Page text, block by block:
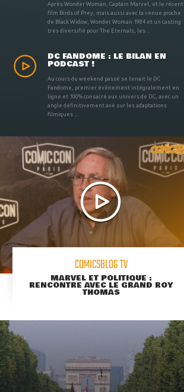
Après Wonder Woman, Captain Marvel, et le récent
film Birds of Prey, mais aussi avec la venue proche
de Black Widow, Wonder Woman 1984 et un casting
très diversifié pour The Eternals, les ...
DC FANDOME : LE BILAN EN
PODCAST !
Au cours du weekend passé se tenait le DC
Fandome, premier évènement intégralement en
ligne et 100% consacré aux univers de DC, avec un
angle définitivement axé sur les adaptations
filmiques ...
COMICSBLOG TV
MARVEL ET POLITIQUE :
RENCONTRE AVEC LE GRAND ROY
THOMAS